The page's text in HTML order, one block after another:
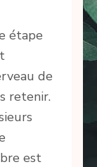
étape
de
retenir.
est